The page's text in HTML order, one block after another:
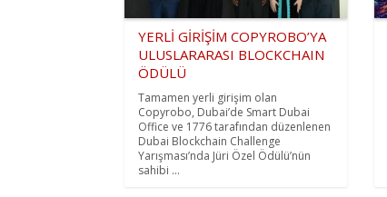
YERLİ GİRİŞİM COPYROBO’YA
ULUSLARARASI BLOCKCHAIN
ÖDÜLÜ
Tamamen yerli girişim olan
Copyrobo, Dubai’de Smart Dubai
Office ve 1776 tarafından düzenlenen
Dubai Blockchain Challenge
Yarışması’nda Jüri Özel Ödülü’nün
sahibi ...